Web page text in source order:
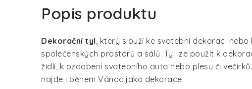
Popis produktu
Dekorační tyl, který slouží ke svatební dekoraci nebo
společenských prostorů a sálů. Tyl lze použít k
židlí, k ozdobení svatebního auta nebo plesu či
najde i během Vánoc jako dekorace.